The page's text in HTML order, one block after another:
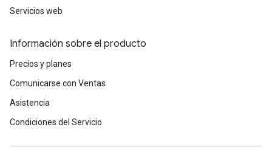
Servicios web
Información sobre el producto
Precios y planes
Comunicarse con Ventas
Asistencia
Condiciones del Servicio